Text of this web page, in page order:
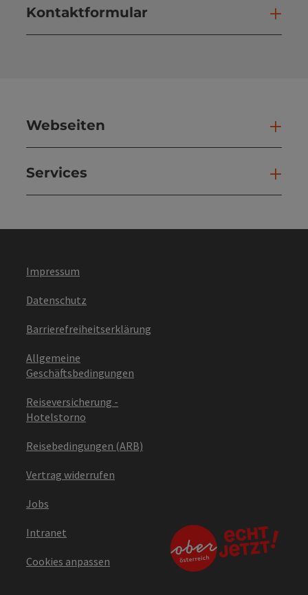
Kontaktformular
Webseiten
Services
Impressum
Datenschutz
Barrierefreiheitserklärung
Allgemeine
Geschäftsbedingungen
Reiseversicherung -
Hotelstorno
Reisebedingungen (ARB)
Vertrag widerrufen
Jobs
Intranet
Cookies anpassen